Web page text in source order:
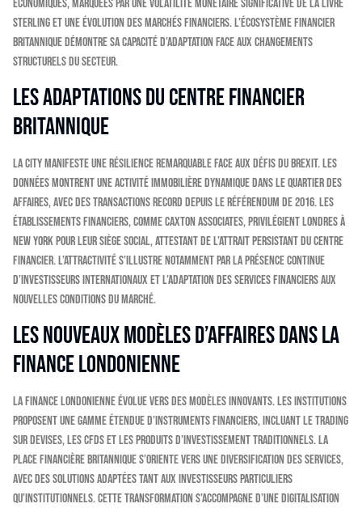
économiques, marquées par une volatilité monétaire significative de la livre
sterling et une évolution des marchés financiers. L’écosystème financier
britannique démontre sa capacité d’adaptation face aux changements
structurels du secteur.
Les adaptations du centre financier
britannique
La City manifeste une résilience remarquable face aux défis du Brexit. Les
données montrent une activité immobilière dynamique dans le quartier des
affaires, avec des transactions record depuis le référendum de 2016. Les
établissements financiers, comme Caxton Associates, privilégient Londres à
New York pour leur siège social, attestant de l’attrait persistant du centre
financier. L’attractivité s’illustre notamment par la présence continue
d’investisseurs internationaux et l’adaptation des services financiers aux
nouvelles conditions du marché.
Les nouveaux modèles d’affaires dans la
finance londonienne
La finance londonienne évolue vers des modèles innovants. Les institutions
proposent une gamme étendue d’instruments financiers, incluant le trading
sur devises, les CFDs et les produits d’investissement traditionnels. La
place financière britannique s’oriente vers une diversification des services,
avec des solutions adaptées tant aux investisseurs particuliers
qu’institutionnels. Cette transformation s’accompagne d’une digitalisation